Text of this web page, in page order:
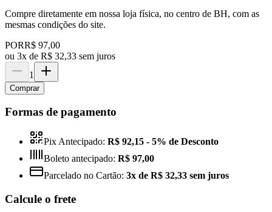
Compre diretamente em nossa loja física, no centro de BH, com as
mesmas condições do site.
PORR$ 97,00
ou 3x de R$ 32,33 sem juros
1
Comprar
Formas de pagamento
Pix Antecipado: R$ 92,15 - 5% de Desconto
Boleto antecipado: R$ 97,00
Parcelado no Cartão: 3x de R$ 32,33 sem juros
Calcule o frete